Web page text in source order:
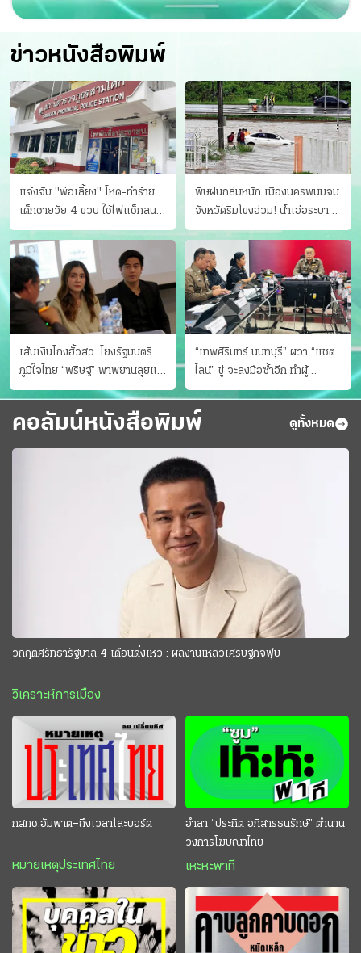
ข่าวหนังสือพิมพ์
แจ้งจับ "พ่อเลี้ยง" โหด-ทําร้าย
เด็กชายวัย 4 ขวบ ใช้ไฟแช็กลน
บาดเจ็บ
พิษฝนถล่มหนัก เมืองนครพนมจม
จังหวัดริมโขงอ่วม! นํ้าเอ่อระบาย
ไม่ทัน แม่ปิงทะลักล้น
เส้นเงินโกงฮั้วสว. โยงรัฐมนตรี
ภูมิใจไทย “พริษฐ์” พาพยานลุยแฉ
มีโอนให้คนกกต.ด้วย
“เทพศิรินทร์ นนทบุรี” ผวา “แชต
ไลน์” ขู่ จะลงมือซ้ำอีก ทําผู้
ปกครองแตกตื่นแจ้งตำรวจ
คอลัมน์หนังสือพิมพ์ ดูทั้งหมด
วิกฤติศรัทธารัฐบาล 4 เดือนดิ่งเหว : ผลงานเหลวเศรษฐกิจฟุบ
วิเคราะห์การเมือง
กสทช.อัมพาต–ถึงเวลาโละบอร์ด
หมายเหตุประเทศไทย
อำลา “ประกิต อภิสารธนรักษ์” ตำนาน
วงการโฆษณาไทย
เหะหะพาที